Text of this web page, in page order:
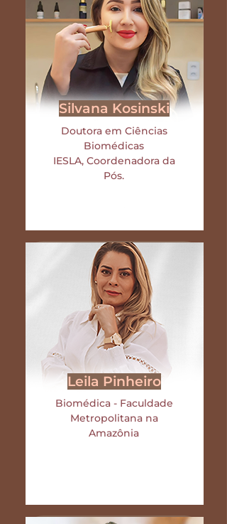
Silvana Kosinski
Doutora em Ciências
Biomédicas
IESLA, Coordenadora da
Pós.
Leila Pinheiro
Biomédica - Faculdade
Metropolitana na
Amazônia